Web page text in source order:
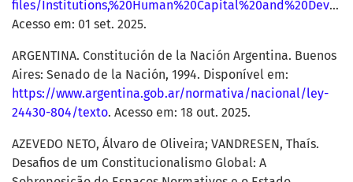
files/Institutions,%20Human%20Capital%20and%20Development.pdf
Acesso em: 01 set. 2025.
ARGENTINA. Constitución de la Nación Argentina. Buenos
Aires: Senado de la Nación, 1994. Disponível em:
https://www.argentina.gob.ar/normativa/nacional/ley-
24430-804/texto. Acesso em: 18 out. 2025.
AZEVEDO NETO, Álvaro de Oliveira; VANDRESEN, Thaís.
Desafios de um Constitucionalismo Global: A